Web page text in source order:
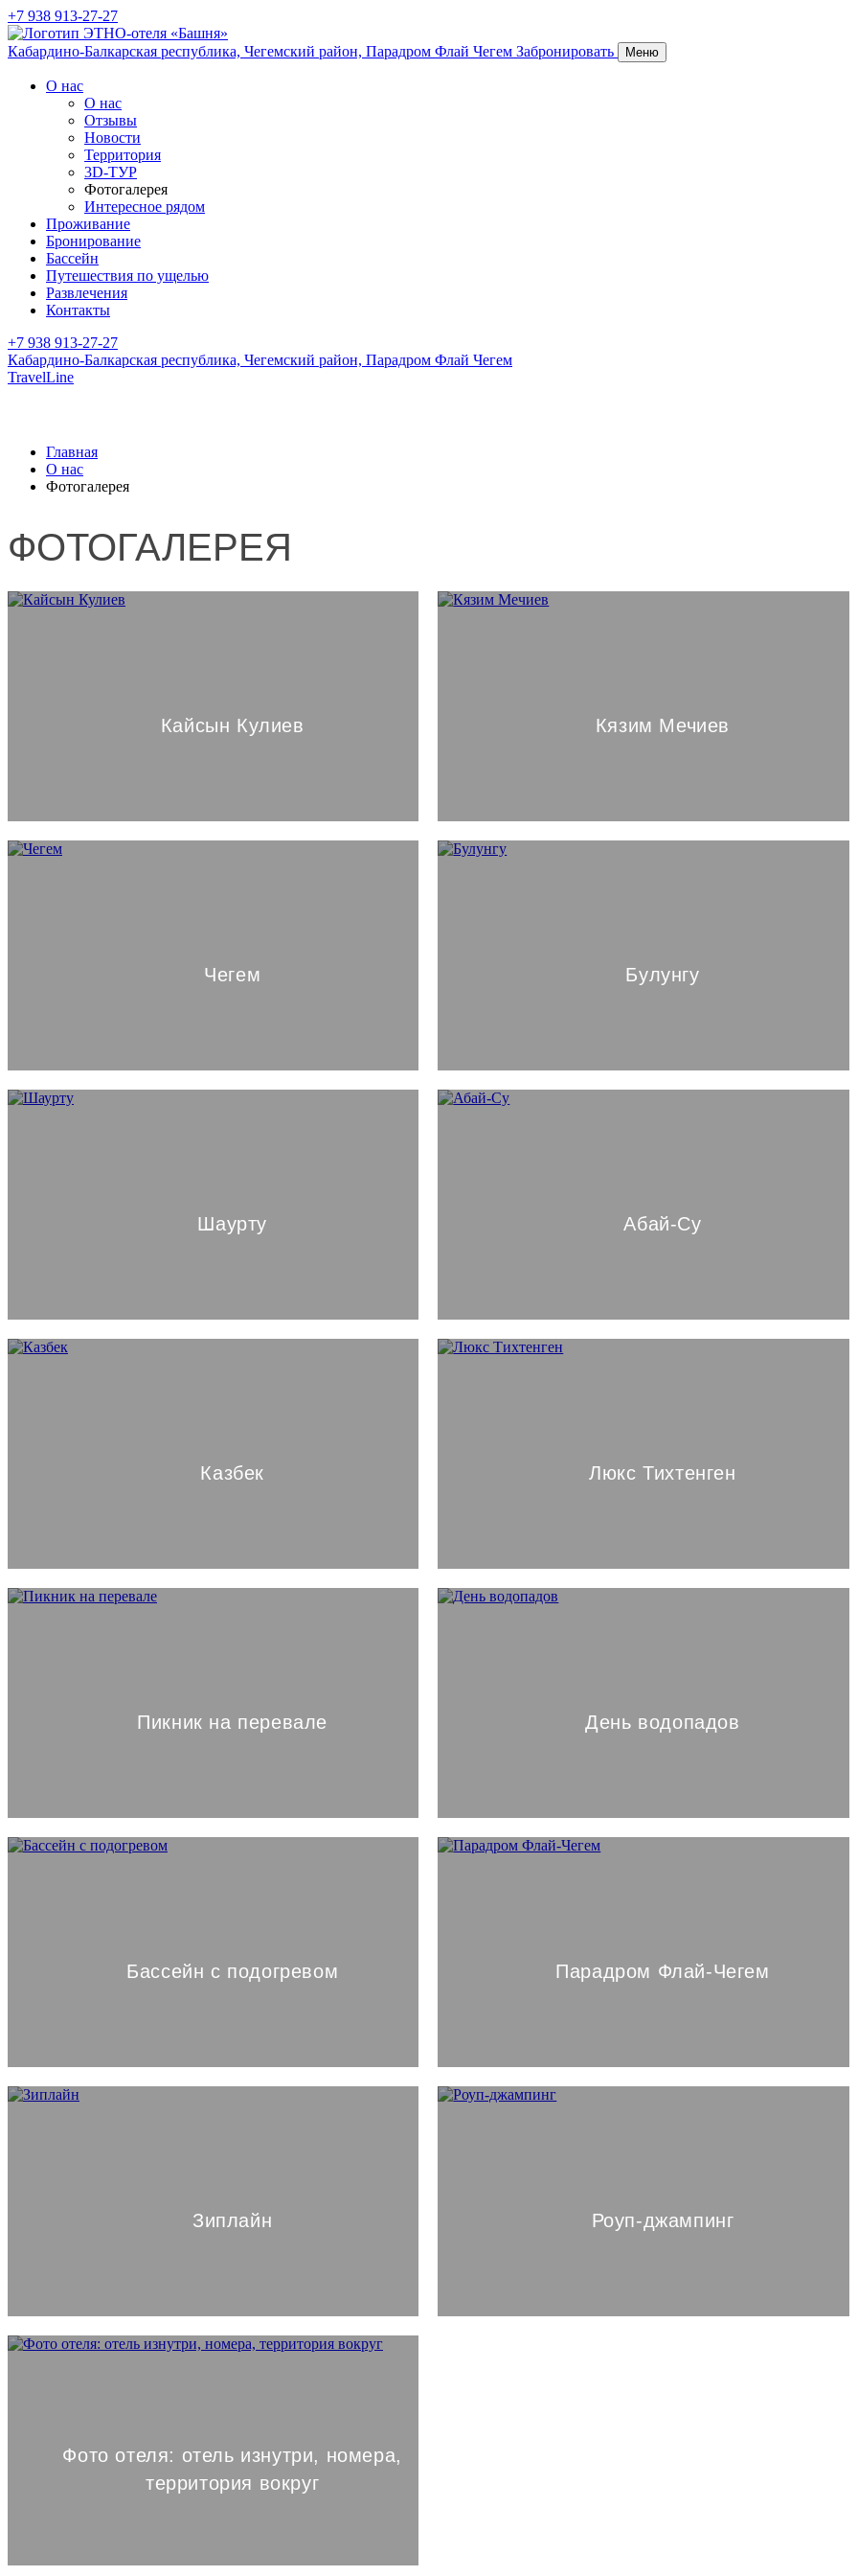
+7 938 913-27-27
Кабардино-Балкарская республика, Чегемский район, Парадром Флай Чегем Забронировать Меню
О нас
О нас
Отзывы
Новости
Территория
3D-ТУР
Фотогалерея
Интересное рядом
Проживание
Бронирование
Бассейн
Путешествия по ущелью
Развлечения
Контакты
+7 938 913-27-27
Кабардино-Балкарская республика, Чегемский район, Парадром Флай Чегем
TravelLine
Главная
О нас
Фотогалерея
ФОТОГАЛЕРЕЯ
Кайсын Кулиев Кязим Мечиев
Чегем Булунгу
Шаурту Абай-Су
Казбек Люкс Тихтенген
Пикник на перевале День водопадов
Бассейн с подогревом Парадром Флай-Чегем
Зиплайн Роуп-джампинг
Фото отеля: отель изнутри, номера,
территория вокруг